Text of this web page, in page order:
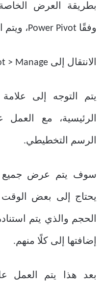
بطريقة العرض
وفقًا Power Pivot، ويتم اتباع الآتي:
الانتقال إلى Power Pivot > Manage.
يتم التوجه إلى
الرئيسية، مع
الرسم التخطيطي.
سوف يتم عرض جميع
يحتاج إلى بعض
الحجم والذي يتم
إضافتها إلى كلًا منهم.
بعد هذا يتم العمل